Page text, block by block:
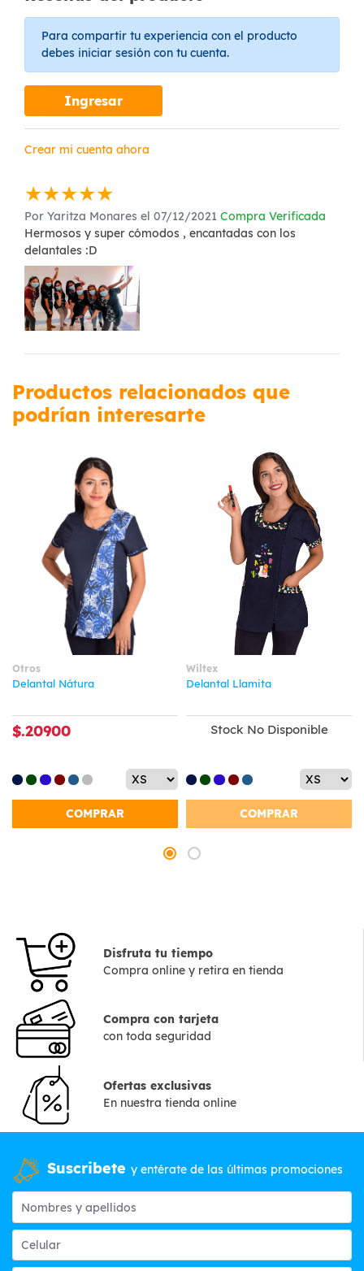
Para compartir tu experiencia con el producto
debes iniciar sesión con tu cuenta.
Ingresar
Crear mi cuenta ahora
★★★★★
Por Yaritza Monares el 07/12/2021 Compra Verificada
Hermosos y super cómodos , encantadas con los
delantales :D
Productos relacionados que
podrían interesarte
Otros
Delantal Nátura
$.20900
COMPRAR
Wiltex
Delantal Llamita
Stock No Disponible
COMPRAR
Disfruta tu tiempo
Compra online y retira en tienda
Compra con tarjeta
con toda seguridad
Ofertas exclusivas
En nuestra tienda online
Suscribete y entérate de las últimas promociones